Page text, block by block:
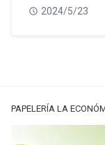
2024/5/23
PAPELERÍA LA